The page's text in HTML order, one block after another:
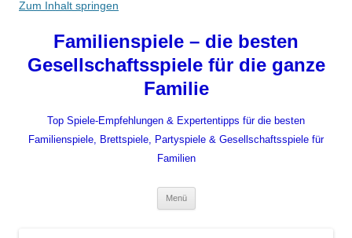
Zum Inhalt springen
Familienspiele – die besten
Gesellschaftsspiele für die ganze
Familie
Top Spiele-Empfehlungen & Expertentipps für die besten
Familienspiele, Brettspiele, Partyspiele & Gesellschaftsspiele für
Familien
Menü